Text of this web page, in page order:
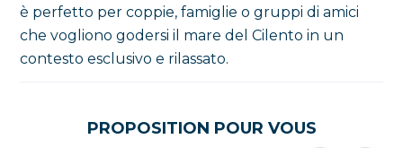
è perfetto per coppie, famiglie o gruppi di amici
che vogliono godersi il mare del Cilento in un
contesto esclusivo e rilassato.
PROPOSITION POUR VOUS